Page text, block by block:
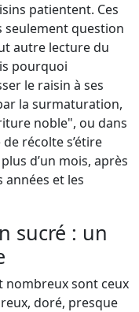
patientent. Ces
seulement question
autre lecture du
pourquoi
le raisin à ses
la surmaturation,
noble", ou dans
récolte s’étire
d’un mois, après
années et les
sucré : un
nombreux sont ceux
doré, presque